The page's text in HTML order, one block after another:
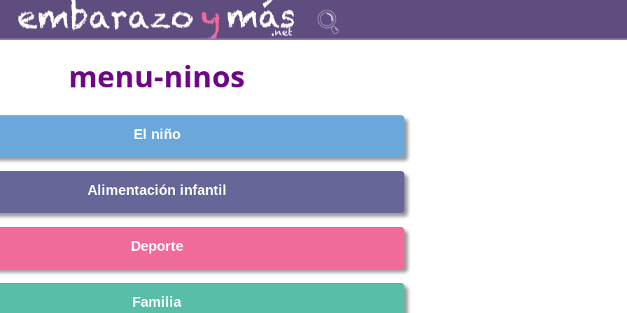
menu-ninos
El niño
Alimentación infantil
Deporte
Familia